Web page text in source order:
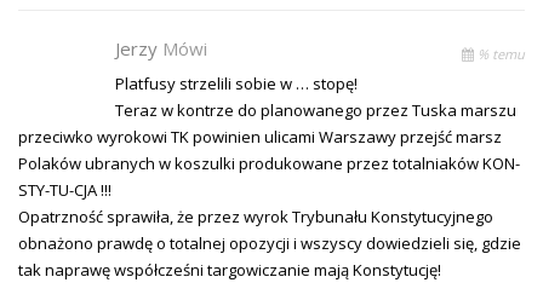
Jerzy Mówi % temu
Platfusy strzelili sobie w … stopę!
Teraz w kontrze do planowanego przez Tuska marszu
przeciwko wyrokowi TK powinien ulicami Warszawy przejść marsz
Polaków ubranych w koszulki produkowane przez totalniaków KON-
STY-TU-CJA !!!
Opatrzność sprawiła, że przez wyrok Trybunału Konstytucyjnego
obnażono prawdę o totalnej opozycji i wszyscy dowiedzieli się, gdzie
tak naprawę współcześni targowiczanie mają Konstytucję!